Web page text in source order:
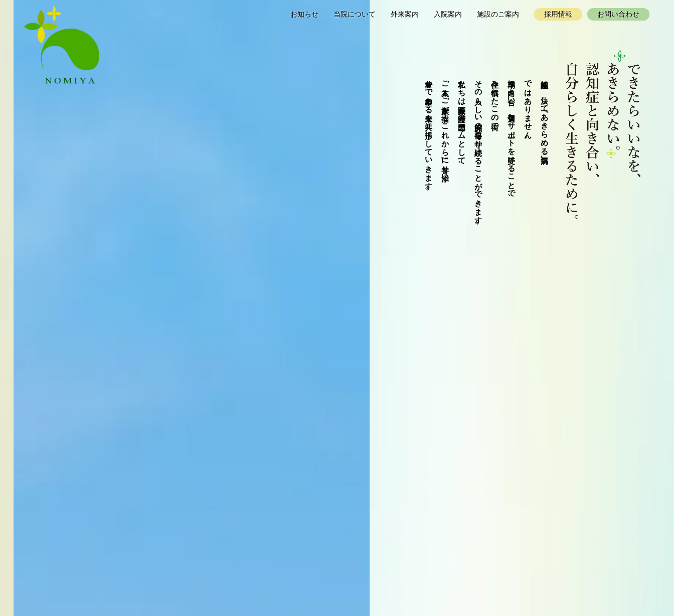
お知らせ 当院について 外来案内 入院案内 施設のご案内 採用情報 お問い合わせ
認知症は、決して「あきらめる病気」
ではありません。
早期に向き合い、適切なサポートを受けることで、
住み慣れたこの街で、
その人らしい笑顔の毎日を守り続けることができます。
私たちは医療と介護の専門チームとして、
ご本人とご家族が描く「これから」に寄り添い、
豊かで希望ある未来を共に形にしていきます。